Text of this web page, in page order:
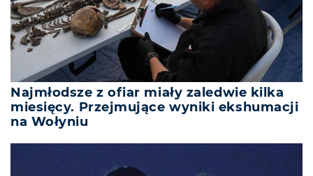
Najmłodsze z ofiar miały zaledwie kilka
miesięcy. Przejmujące wyniki ekshumacji
na Wołyniu